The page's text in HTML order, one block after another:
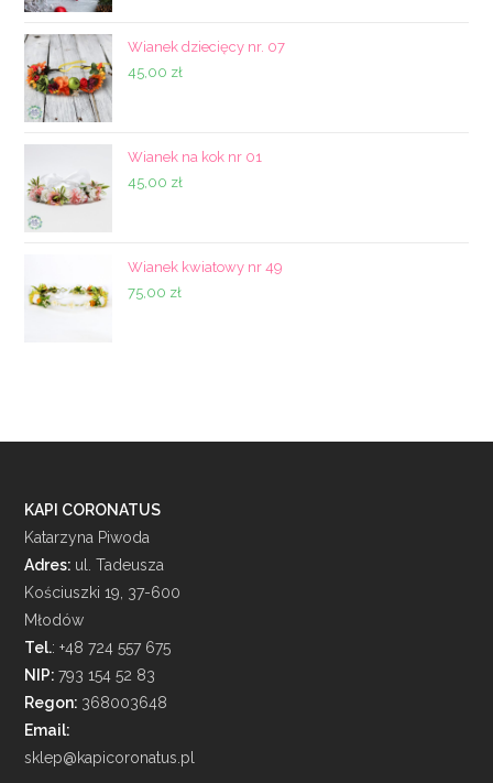
Wianek dziecięcy nr. 07
45,00 zł
Wianek na kok nr 01
45,00 zł
Wianek kwiatowy nr 49
75,00 zł
KAPI CORONATUS
Katarzyna Piwoda
Adres: ul. Tadeusza
Kościuszki 19, 37-600
Młodów
Tel.: +48 724 557 675
NIP:793 154 52 83
Regon: 368003648
Email:
sklep@kapicoronatus.pl